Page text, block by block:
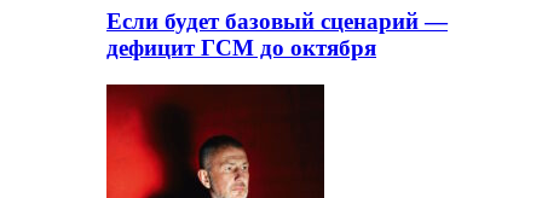
Если будет базовый сценарий —
дефицит ГСМ до октября